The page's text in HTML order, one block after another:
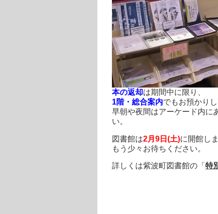
本の返却は期間中に限り、
1階・総合案内でもお預かり
早朝や夜間はアーケード内に
い。
図書館は2月9日(土)に開館し
もう少々お待ちください。
詳しくは紫波町図書館の「 特